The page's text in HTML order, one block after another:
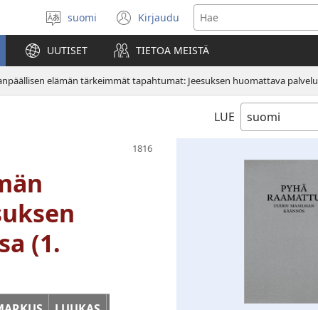
Valitse
kieli
suomi Kirjaudu
(avaa
uuden
ikkunan)
UUTISET TIETOA MEISTÄ
LUE
(1.